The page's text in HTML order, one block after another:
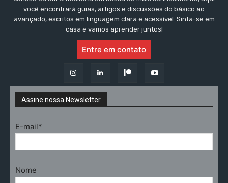
você encontrará guias, artigos e discussões do básico ao
avançado, escritos em linguagem clara e acessível. Sinta-se em
casa e vamos aprender juntos!
Entre em contato
Assine nossa Newsletter
E-mail*
Nome